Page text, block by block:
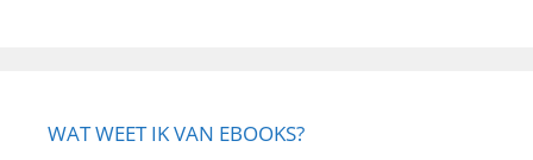
WAT WEET IK VAN EBOOKS?